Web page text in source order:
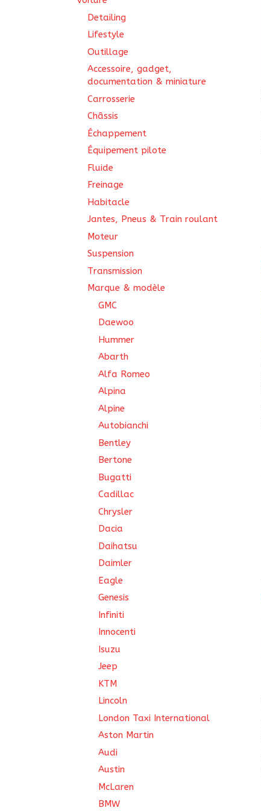
Detailing
Lifestyle
Outillage
Accessoire, gadget,
documentation & miniature
Carrosserie
Châssis
Échappement
Équipement pilote
Fluide
Freinage
Habitacle
Jantes, Pneus & Train roulant
Moteur
Suspension
Transmission
Marque & modèle
GMC
Daewoo
Hummer
Abarth
Alfa Romeo
Alpina
Alpine
Autobianchi
Bentley
Bertone
Bugatti
Cadillac
Chrysler
Dacia
Daihatsu
Daimler
Eagle
Genesis
Infiniti
Innocenti
Isuzu
Jeep
KTM
Lincoln
London Taxi International
Aston Martin
Audi
Austin
McLaren
BMW